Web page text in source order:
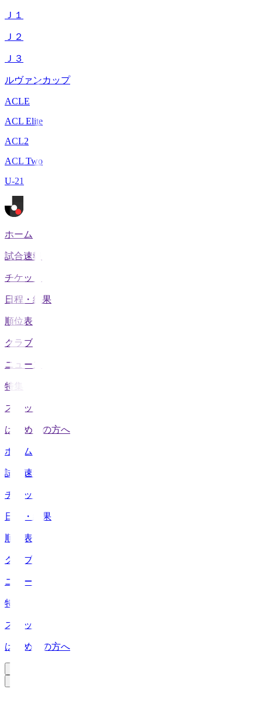
Ｊ１
Ｊ２
Ｊ３
ルヴァンカップ
ACLE
ACL Elite
ACL2
ACL Two
U-21
ホーム
試合速報
チケット
日程・結果
順位表
クラブ
ニュース
特集
スタッツ
はじめての方へ
ホーム
試合速報
チケット
日程・結果
順位表
クラブ
ニュース
特集
スタッツ
はじめての方へ